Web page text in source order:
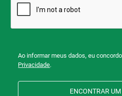
Ao informar meus dados, eu
Privacidade.
ENCONTRAR